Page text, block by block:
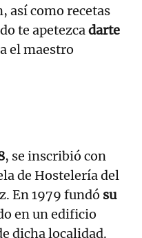
así como recetas
te apetezcadarte
el maestro
, se inscribió con
de Hostelería del
En 1979 fundó su
en un edificio
dicha localidad.